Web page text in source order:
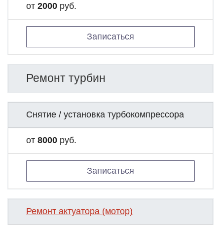
от 2000 руб.
Записаться
Ремонт турбин
Снятие / установка турбокомпрессора
от 8000 руб.
Записаться
Ремонт актуатора (мотор)